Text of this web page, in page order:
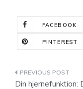
FACEBOOK
PINTEREST
Din hjernefunktion: